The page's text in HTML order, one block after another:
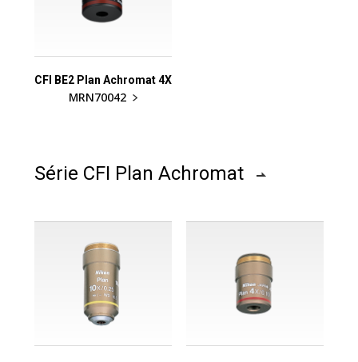
CFI BE2 Plan Achromat 4X
MRN70042
Série CFI Plan Achromat